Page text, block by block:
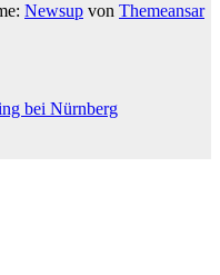
Newsup von Themeansar
bei Nürnberg